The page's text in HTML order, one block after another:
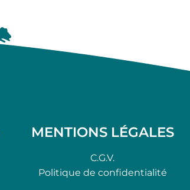
MENTIONS LÉGALES
C.G.V.
Politique de confidentialité